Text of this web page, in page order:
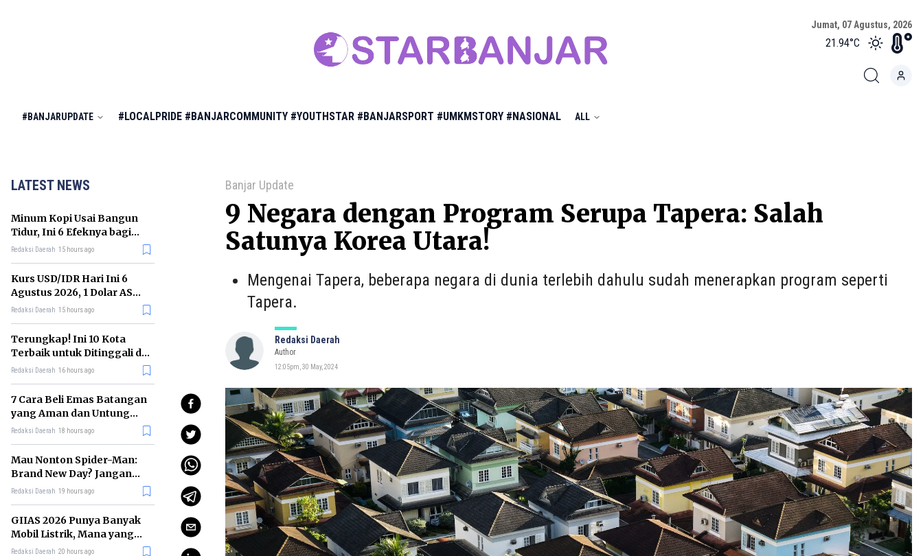
Jumat, 07 Agustus, 2026
21.94°C
#BANJARUPDATE #LOCALPRIDE #BANJARCOMMUNITY #YOUTHSTAR #BANJARSPORT #UMKMSTORY #NASIONAL ALL
LATEST NEWS
Minum Kopi Usai Bangun
Tidur, Ini 6 Efeknya bagi
Kesehatan Tubuh
Redaksi Daerah 15 hours ago
Kurs USD/IDR Hari Ini 6
Agustus 2026, 1 Dolar AS
Kini Berapa Rupiah?
Redaksi Daerah 15 hours ago
Terungkap! Ini 10 Kota
Terbaik untuk Ditinggali di
Dunia Tahun 2026
Redaksi Daerah 16 hours ago
7 Cara Beli Emas Batangan
yang Aman dan Untung
untuk Pemula
Redaksi Daerah 18 hours ago
Mau Nonton Spider-Man:
Brand New Day? Jangan
Lewatkan 6 Film Penting
Redaksi Daerah 19 hours ago
GIIAS 2026 Punya Banyak
Mobil Listrik, Mana yang
Cocok untuk Gaji Rp10 Juta?
Redaksi Daerah 20 hours ago
Banjar Update
9 Negara dengan Program Serupa Tapera: Salah
Satunya Korea Utara!
Mengenai Tapera, beberapa negara di dunia terlebih dahulu sudah menerapkan program seperti
Tapera.
Redaksi Daerah
Author
12:05pm, 30 May, 2024